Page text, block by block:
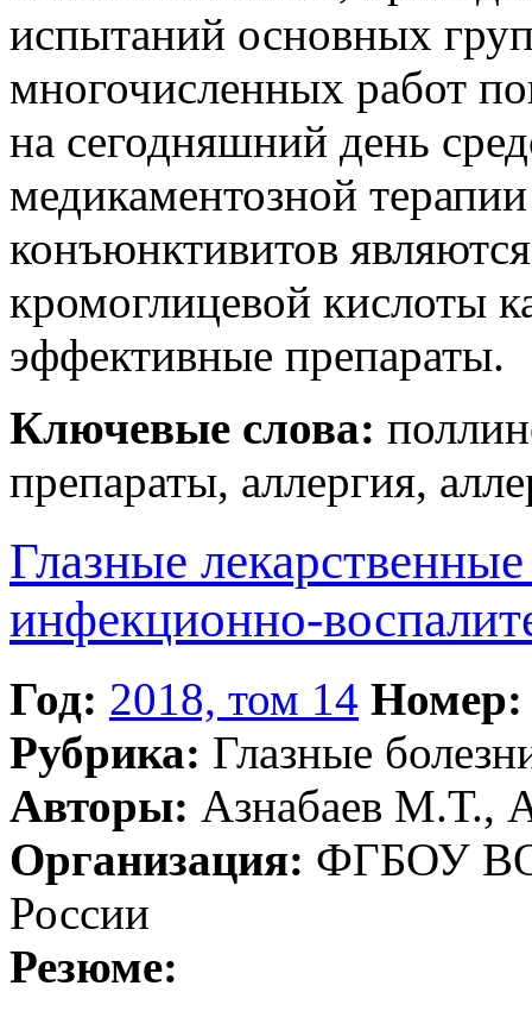
испытаний основных
многочисленных работ
на сегодняшний день
медикаментозной
конъюнктивитов
кромоглицевой кислоты
эффективные препараты.
Ключевые слова:
препараты, аллергия,
Глазные
инфекционно-
Год: 2018, том 14 Номер:
Рубрика: Глазные
Авторы: Азнабаев М.Т.,
Организация: ФГБОУ ВО
России
Резюме: